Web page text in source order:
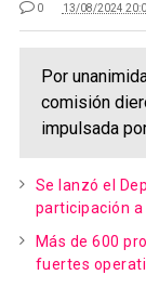
0 13/08/2024
Por
comisión
impulsada
Se lanzó el
participación
Más de 600
fuertes